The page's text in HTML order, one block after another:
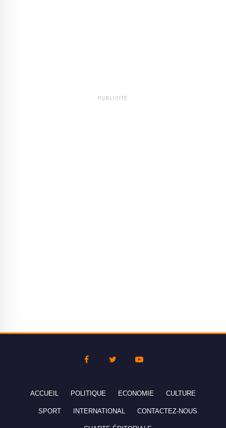
PUBLICITÉ
ACCUEIL POLITIQUE ECONOMIE CULTURE
SPORT INTERNATIONAL CONTACTEZ-NOUS